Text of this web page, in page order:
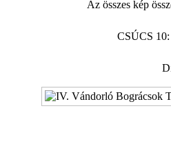
Az összes kép
CSÚCS